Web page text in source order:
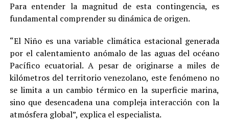
Para entender la magnitud de esta contingencia, es
fundamental comprender su dinámica de origen.
“El Niño es una variable climática estacional generada
por el calentamiento anómalo de las aguas del océano
Pacífico ecuatorial. A pesar de originarse a miles de
kilómetros del territorio venezolano, este fenómeno no
se limita a un cambio térmico en la superficie marina,
sino que desencadena una compleja interacción con la
atmósfera global”, explica el especialista.